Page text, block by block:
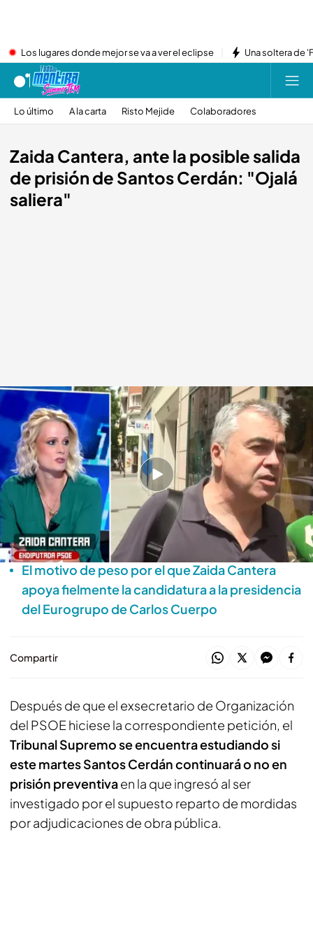
Los lugares donde mejor se va a ver el eclipse Una soltera de
Lo último A la carta Risto Mejide Colaboradores
Zaida Cantera, ante la posible salida
de prisión de Santos Cerdán: "Ojalá
saliera"
Zaida Cantera no cree que Santos Cerdán salga de Soto del Real.'Todo es
mentira'
Alba de la Orden
Madrid, 21 JUL 2025 - 16:53h.
La exdiputada del PSOE da su predicción
sobre si el Tribunal Supremo aceptará o no la
petición de Santos Cerdán
El motivo de peso por el que Zaida Cantera
apoya fielmente la candidatura a la presidencia
del Eurogrupo de Carlos Cuerpo
Compartir
Después de que el exsecretario de Organización
del PSOE hiciese la correspondiente petición, el
Tribunal Supremo se encuentra estudiando si
este martes Santos Cerdán continuará o no en
prisión preventivaen la que ingresó al ser
investigado por el supuesto reparto de mordidas
por adjudicaciones de obra pública.